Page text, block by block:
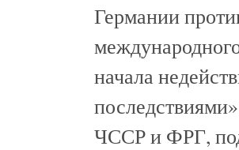
Германии
начала
ЧССР и ФРГ,